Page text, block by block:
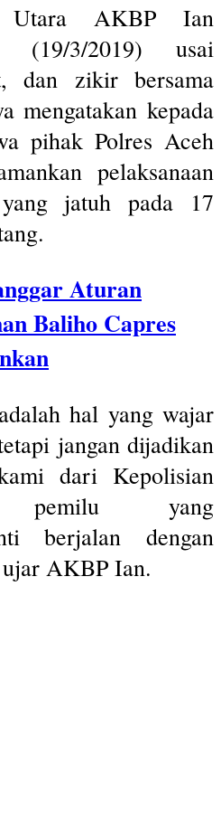
Utara AKBP Ian
(19/3/2019) usai
dan zikir bersama
mengatakan kepada
pihak Polres Aceh
pelaksanaan
jatuh pada 17
Aturan
Baliho Capres
hal yang wajar
jangan dijadikan
dari Kepolisian
pemilu yang
berjalan dengan
ujar AKBP Ian.